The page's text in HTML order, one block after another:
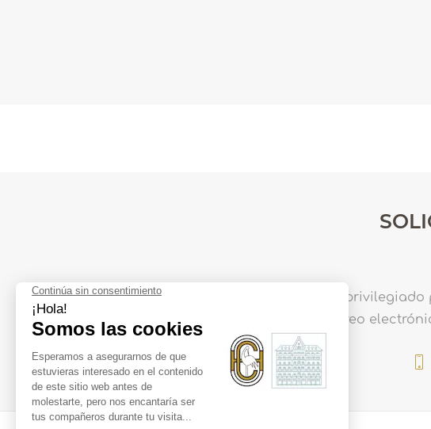
Usted tiene un interlocutor privilegiado
nosotros por teléfono o correo